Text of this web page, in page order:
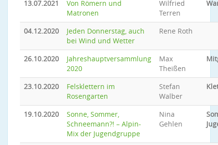
13.07.2021
Von Römern und
Matronen
Wilfried
Terren
04.12.2020
Jeden Donnerstag, auch
bei Wind und Wetter
Rene Roth
26.10.2020
Jahreshauptversammlung
2020
Max
Theißen
23.10.2020
Felsklettern im
Rosengarten
Stefan
Walber
19.10.2020
Sonne, Sommer,
Schneemann?! – Alpin-
Mix der Jugendgruppe
Nina
Gehlen